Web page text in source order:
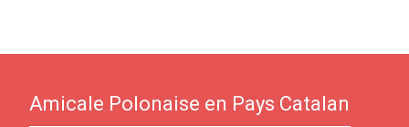
Amicale Polonaise en Pays Catalan